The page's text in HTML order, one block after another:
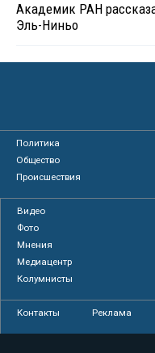
Академик РАН
Эль-Ниньо
Политика
Общество
Происшествия
Видео
Фото
Мнения
Медиацентр
Колумнисты
Контакты Реклама